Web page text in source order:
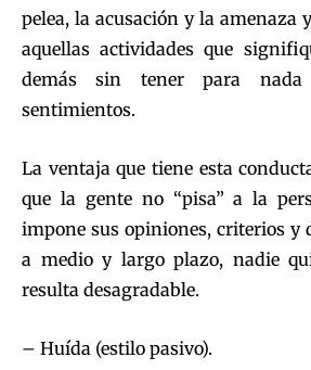
pelea, la acusación y la amenaza
aquellas actividades que
demás sin tener para
sentimientos.
La ventaja que tiene esta
que la gente no “pisa” a la
impone sus opiniones, criterios y
a medio y largo plazo, nadie
resulta desagradable.
– Huída (estilo pasivo).